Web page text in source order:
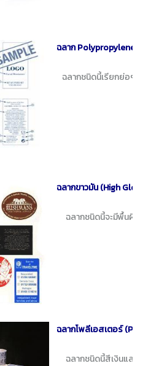
ฉลาก Polypropylene
ฉลากชนิดนี้เรียกย่อๆ กัน
ฉลากขาวมัน (High Gloss)
ฉลากชนิดนี้จะมีพื้นผิวสีข
ฉลากโพลีเอสเตอร์
ฉลากชนิดนี้สีเงินและสีข